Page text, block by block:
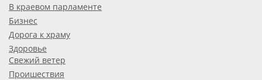
В краевом парламенте
Бизнес
Дорога к храму
Здоровье
Свежий ветер
Проишествия